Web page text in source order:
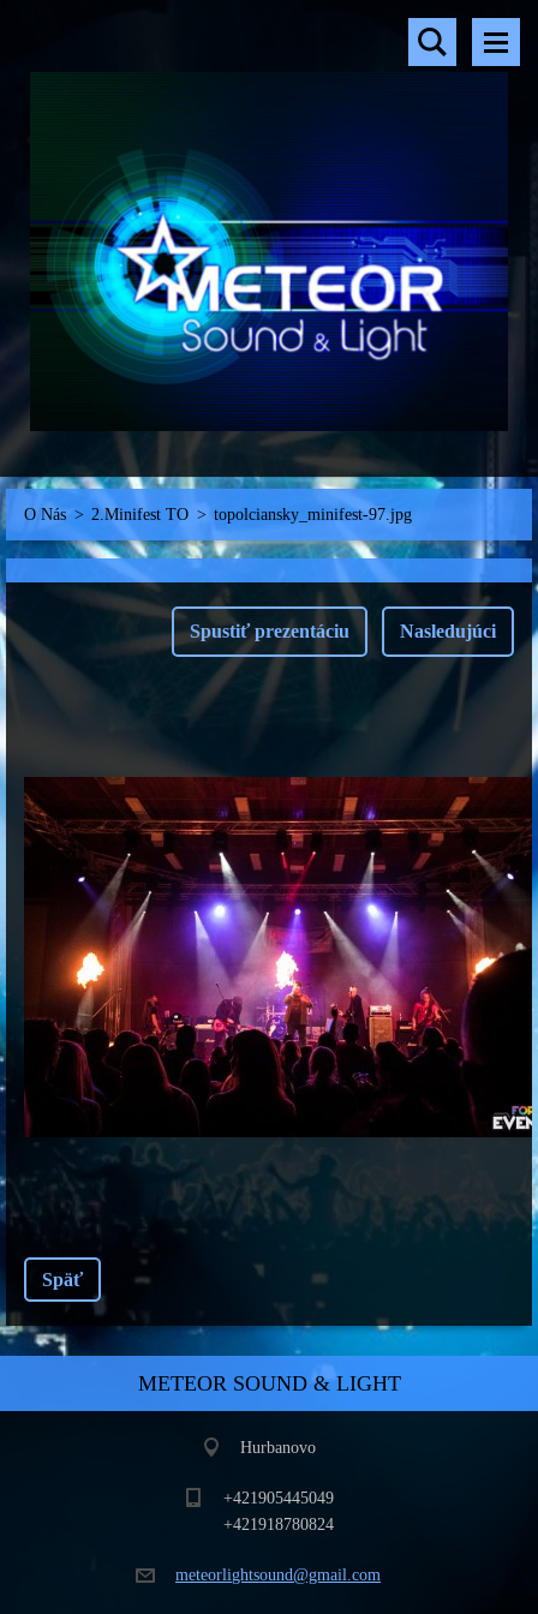
O Nás > 2.Minifest TO > topolciansky_minifest-97.jpg
Spustiť prezentáciu Nasledujúci
Späť
METEOR SOUND & LIGHT
Hurbanovo
+421905445049
+421918780824
meteorlightsound@gmail.com